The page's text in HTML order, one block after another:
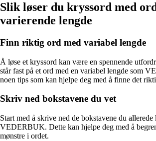
Slik løser du kryssord med
varierende lengde
Finn riktig ord med variabel lengde
Å løse et kryssord kan være en spennende
står fast på et ord med en variabel lengde som
noen tips som kan hjelpe deg med å finne det
Skriv ned bokstavene du vet
Start med å skrive ned de bokstavene du
VEDERBUK. Dette kan hjelpe deg med å
mønstre i ordet.